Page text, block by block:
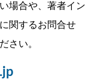
場合や、著者イン
関するお問合せ
さい。